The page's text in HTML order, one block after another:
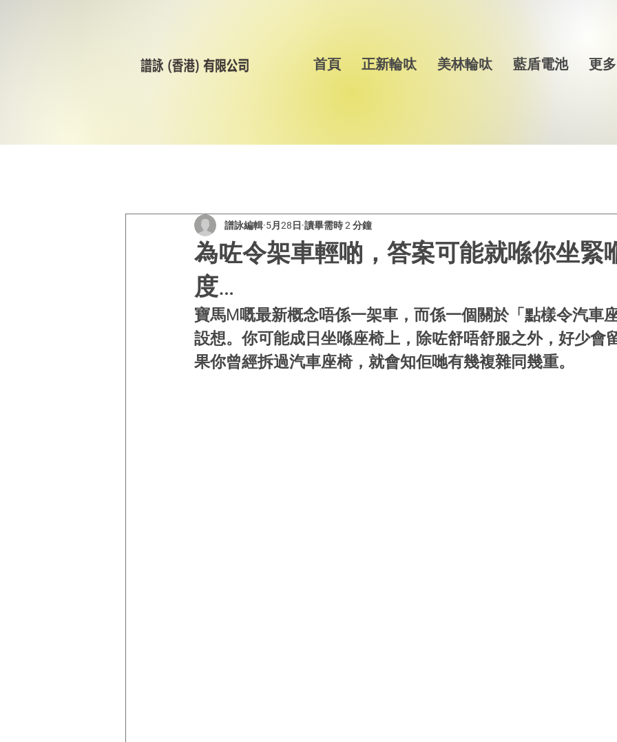
首頁 正新輪呔 美林輪呔 藍盾電池 更多
為咗令架車輕啲，答案可能就喺你坐緊
度…
譜詠編輯 5月28日 讀畢需時 2 分鐘
寶馬M嘅最新概念唔係一架車，而係一個關於「點樣令汽車
設想。你可能成日坐喺座椅上，除咗舒唔舒服之外，好少會
果你曾經拆過汽車座椅，就會知佢哋有幾複雜同幾重。